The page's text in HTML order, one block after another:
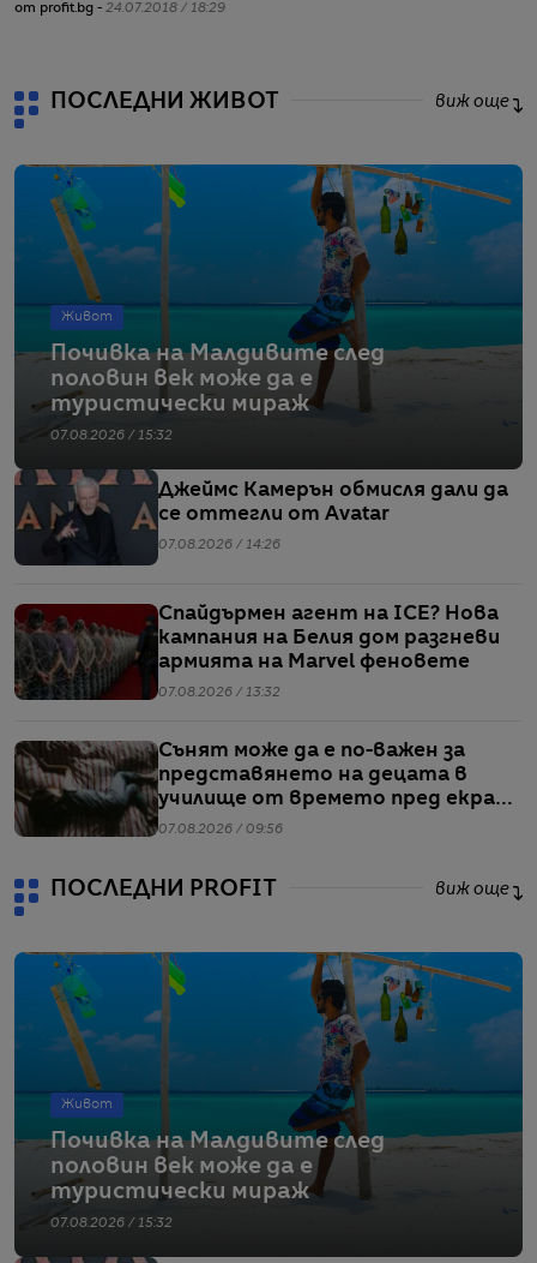
от profit.bg - 24.07.2018 / 18:29
ПОСЛЕДНИ ЖИВОТ виж още
Живот
Почивка на Малдивите след
половин век може да е
туристически мираж
07.08.2026 / 15:32
Джеймс Камерън обмисля дали да
се оттегли от Avatar
07.08.2026 / 14:26
Спайдърмен агент на ICE? Нова
кампания на Белия дом разгневи
армията на Marvel феновете
07.08.2026 / 13:32
Сънят може да е по-важен за
представянето на децата в
училище от времето пред екран
или храненето, сочи проучване
07.08.2026 / 09:56
ПОСЛЕДНИ PROFIT виж още
Живот
Почивка на Малдивите след
половин век може да е
туристически мираж
07.08.2026 / 15:32